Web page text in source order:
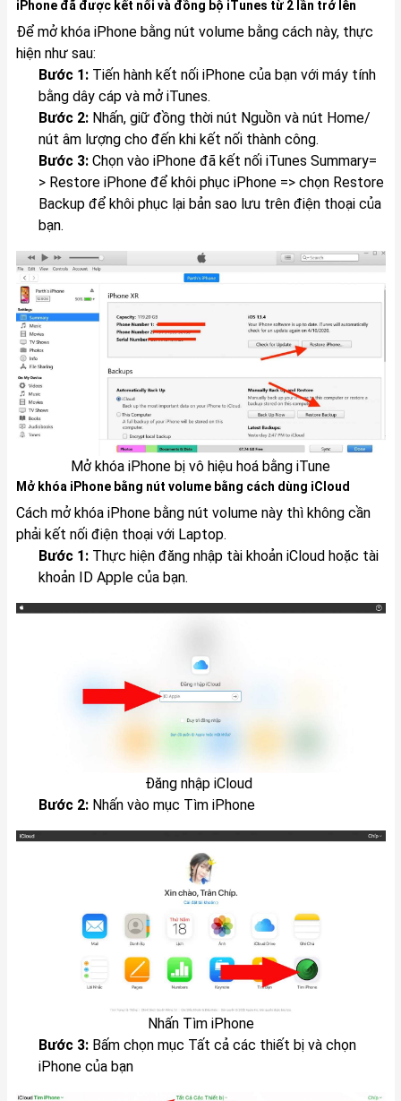
iPhone đã được kết nối và đồng bộ iTunes từ 2 lần trở lên
Để mở khóa iPhone bằng nút volume bằng cách này, thực
hiện như sau:
Bước 1:Tiến hành kết nối iPhone của bạn với máy tính
bằng dây cáp và mở iTunes.
Bước 2:Nhấn, giữ đồng thời nút Nguồn và nút Home/
nút âm lượng cho đến khi kết nối thành công.
Bước 3:Chọn vào iPhone đã kết nối iTunes Summary=
> Restore iPhone để khôi phục iPhone => chọn Restore
Backup để khôi phục lại bản sao lưu trên điện thoại của
bạn.
Mở khóa iPhone bị vô hiệu hoá bằng iTune
Mở khóa iPhone bằng nút volume bằng cách dùng iCloud
Cách mở khóa iPhone bằng nút volume này thì không cần
phải kết nối điện thoại với Laptop.
Bước 1:Thực hiện đăng nhập tài khoản iCloud hoặc tài
khoản ID Apple của bạn.
Đăng nhập iCloud
Bước 2:Nhấn vào mục Tìm iPhone
Nhấn Tìm iPhone
Bước 3:Bấm chọn mục Tất cả các thiết bị và chọn
iPhone của bạn